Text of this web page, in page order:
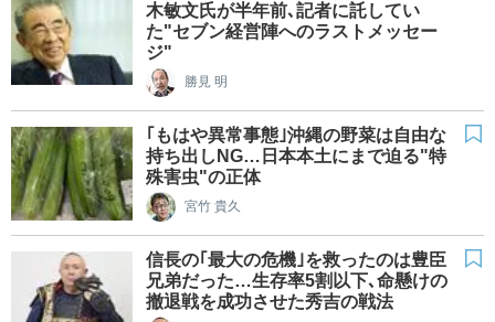
木敏文氏が半年前､記者に託してい
た"セブン経営陣へのラストメッセー
ジ"
勝見 明
｢もはや異常事態｣沖縄の野菜は自由な
持ち出しNG…日本本土にまで迫る"特
殊害虫"の正体
宮竹 貴久
信長の｢最大の危機｣を救ったのは豊臣
兄弟だった…生存率5割以下､命懸けの
撤退戦を成功させた秀吉の戦法